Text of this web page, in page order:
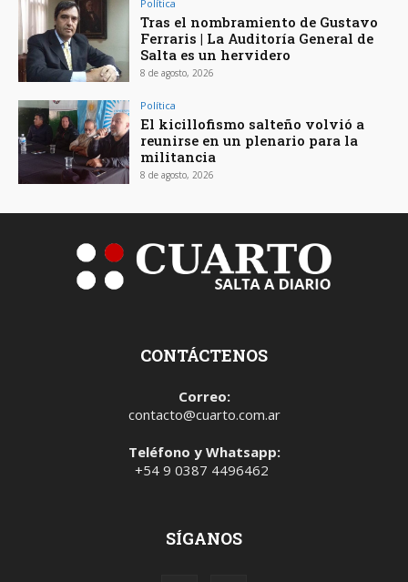
Política
Tras el nombramiento de Gustavo
Ferraris | La Auditoría General de
Salta es un hervidero
8 de agosto, 2026
Política
El kicillofismo salteño volvió a
reunirse en un plenario para la
militancia
8 de agosto, 2026
CONTÁCTENOS
Correo:
contacto@cuarto.com.ar
Teléfono y Whatsapp:
+54 9 0387 4496462
SÍGANOS